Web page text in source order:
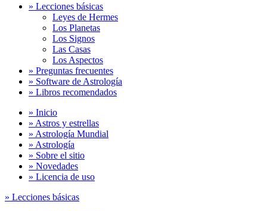
» Lecciones básicas
Leyes de Hermes
Los Planetas
Los Signos
Las Casas
Los Aspectos
» Preguntas frecuentes
» Software de Astrología
» Libros recomendados
» Inicio
» Astros y estrellas
» Astrología Mundial
» Astrología
» Sobre el sitio
» Novedades
» Licencia de uso
» Lecciones básicas